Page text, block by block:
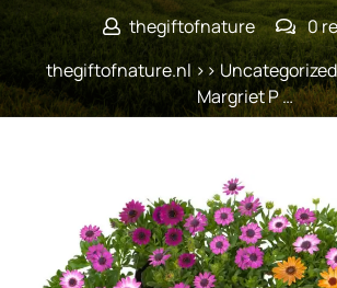
thegiftofnature
0
thegiftofnature.nl>> Uncategorized
Margriet P …